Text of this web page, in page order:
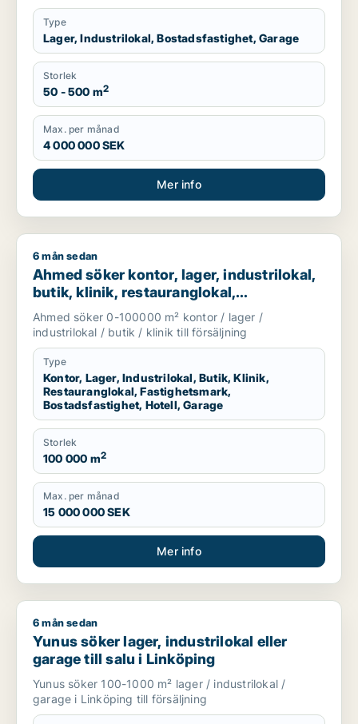
Type
Lager, Industrilokal, Bostadsfastighet, Garage
Storlek
50 - 500 m2
Max. per månad
4 000 000 SEK
Mer info
Ahmed söker kontor, lager, industrilokal, butik, klinik,
6 mån sedan
Ahmed söker kontor, lager, industrilokal,
butik, klinik, restauranglokal,
fastighetsmark, bostadsfastighet, hotell
eller garage till salu i Nyköping,
Katrineholm eller Finspång m.fl.
Ahmed söker 0-100000 m² kontor / lager /
industrilokal / butik / klinik till försäljning
Type
Kontor, Lager, Industrilokal, Butik, Klinik,
Restauranglokal, Fastighetsmark,
Bostadsfastighet, Hotell, Garage
Storlek
100 000 m2
Max. per månad
15 000 000 SEK
Mer info
Yunus söker lager, industrilokal eller garage till salu i
6 mån sedan
Yunus söker lager, industrilokal eller
garage till salu i Linköping
Yunus söker 100-1000 m² lager / industrilokal /
garage i Linköping till försäljning